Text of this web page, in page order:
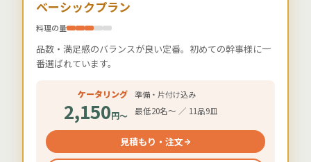
ベーシックプラン
料理の量
品数・満足感のバランスが良い定番。初めての幹事様に一
番選ばれています。
ケータリング 準備・片付け込み
2,150円〜 最低20名〜 ／ 11品9皿
見積もり・注文